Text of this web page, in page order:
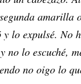
amarilla
lo expulsé. No
no lo escuché,
no oigo lo